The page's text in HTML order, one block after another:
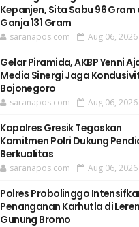
Kepanjen, Sita Sabu 96 Gram
Ganja 131 Gram
saranapos.com Aug 06, 2026
Gelar Piramida, AKBP Yenni
Media Sinergi Jaga
Bojonegoro
saranapos.com Aug 06, 2026
Kapolres Gresik Tegaskan
Komitmen Polri Dukung
Berkualitas
saranapos.com Aug 06, 2026
Polres Probolinggo
Penanganan Karhutla di
Gunung Bromo